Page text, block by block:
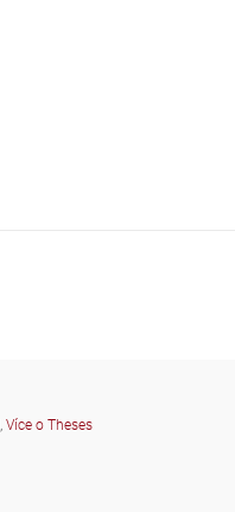
, Více o Theses